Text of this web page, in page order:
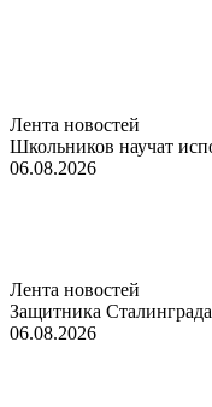
Лента новостей
Школьников научат
06.08.2026
Лента новостей
Защитника
06.08.2026